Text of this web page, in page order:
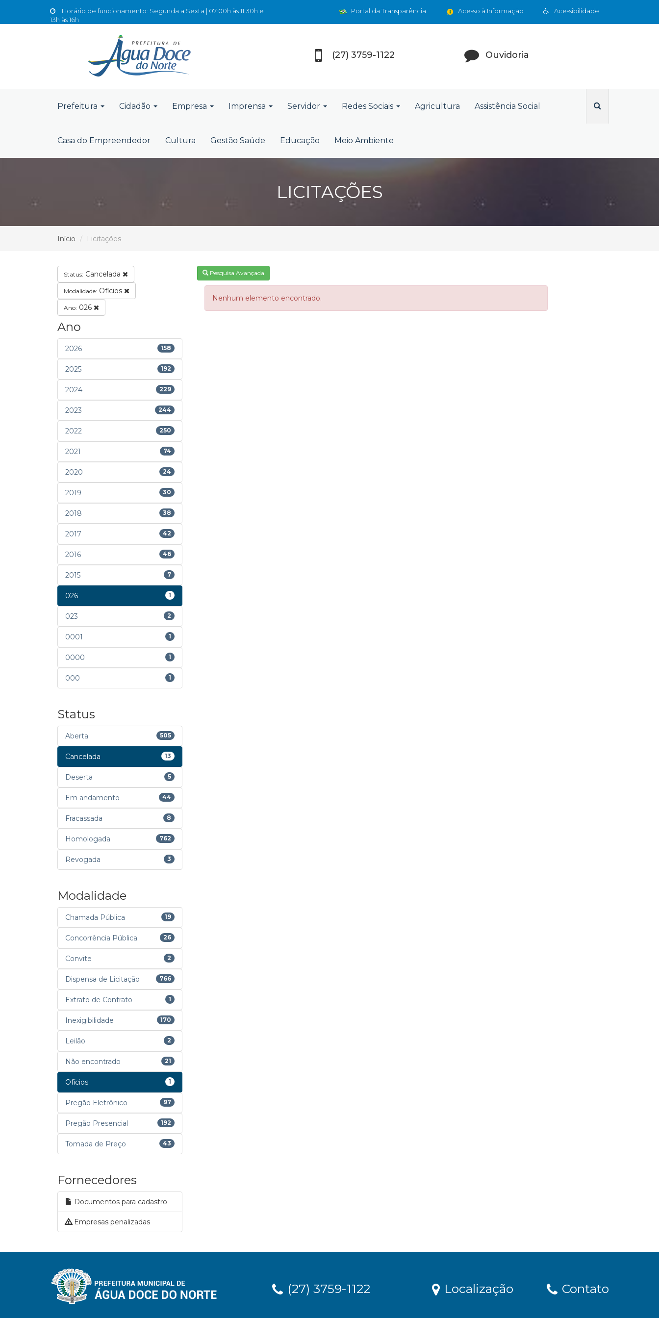
Horário de funcionamento: Segunda a Sexta | 07:00h às 11:30h e
13h às 16h
Acessibilidade
Acesso à Informação
Portal da Transparência
(27) 3759-1122 Ouvidoria
Prefeitura Cidadão Empresa Imprensa Servidor Redes Sociais Agricultura Assistência Social
Casa do Empreendedor Cultura Gestão Saúde Educação Meio Ambiente
LICITAÇÕES
Início Licitações
Status: Cancelada
Modalidade: Ofícios
Ano: 026
Ano
2026 158
2025 192
2024 229
2023 244
2022 250
2021 74
2020 24
2019 30
2018 38
2017 42
2016 46
2015 7
026 1
023 2
0001 1
0000 1
000 1
Status
Aberta 505
Cancelada 13
Deserta 5
Em andamento 44
Fracassada 8
Homologada 762
Revogada 3
Modalidade
Chamada Pública 19
Concorrência Pública 26
Convite 2
Dispensa de Licitação 766
Extrato de Contrato 1
Inexigibilidade 170
Leilão 2
Não encontrado 21
Ofícios 1
Pregão Eletrônico 97
Pregão Presencial 192
Tomada de Preço 43
Fornecedores
Documentos para cadastro
Empresas penalizadas
Pesquisa Avançada
Nenhum elemento encontrado.
(27) 3759-1122 Localização Contato